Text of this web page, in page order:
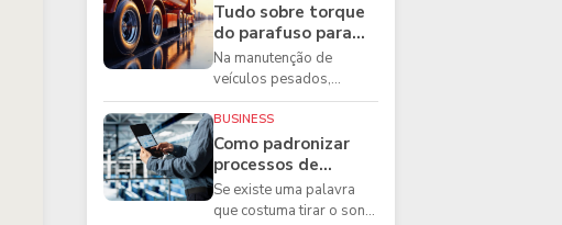
Tudo sobre torque
do parafuso para
caminhões e as
boas práticas que
todo mecânico
precisa conhecer
Na manutenção de
veículos pesados,
existem ferramentas que
fazem diferença direta na
segurança e na ...
BUSINESS
Como padronizar
processos de
manutenção de
frota na oficina
Se existe uma palavra
que costuma tirar o sono